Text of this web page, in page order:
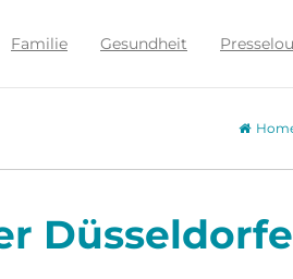
Familie Gesundheit